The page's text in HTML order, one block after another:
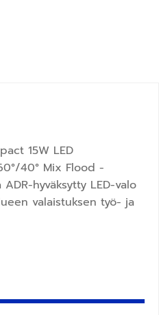
15W LED
40° Mix Flood -
hyväksytty LED-valo
valaistuksen työ- ja